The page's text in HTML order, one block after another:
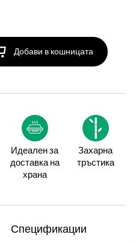
Добави в кошницата
Идеален за
доставка на
храна
Захарна
тръстика
Спецификации